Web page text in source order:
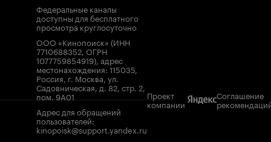
Федеральные каналы
доступны для бесплатного
просмотра круглосуточно
ООО «Кинопоиск» (ИНН
7710688352, ОГРН
1077759854919), адрес
местонахождения: 115035,
Россия, г. Москва, ул.
Садовническая, д. 82, стр. 2,
пом. 9А01
Адрес для обращений
пользователей:
kinopoisk@support.yandex.ru
Проект
компании
Соглашение